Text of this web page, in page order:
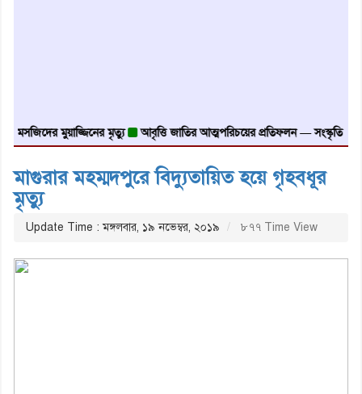
মুয়াজ্জিনের মৃত্যু আবৃত্তি জাতির আত্মপরিচয়ের প্রতিফলন — সংস্কৃতি মন্ত্রী
মাগুরার মহম্মদপুরে বিদ্যুতায়িত হয়ে গৃহবধূর
মৃত্যু
Update Time : মঙ্গলবার, ১৯ নভেম্বর, ২০১৯ ৮৭৭ Time View